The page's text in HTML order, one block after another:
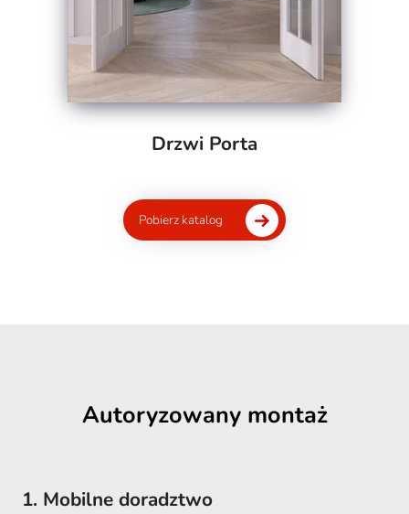
Drzwi Porta
Pobierz katalog
Autoryzowany montaż
1. Mobilne doradztwo